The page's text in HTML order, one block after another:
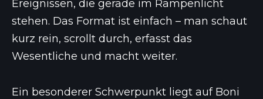
Ereignissen, die gerade im Rampenlicht
stehen. Das Format ist einfach – man schaut
kurz rein, scrollt durch, erfasst das
Wesentliche und macht weiter.
Ein besonderer Schwerpunkt liegt auf Boni